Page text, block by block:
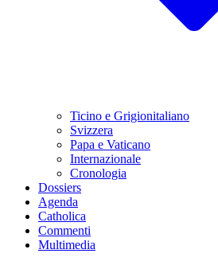
Ticino e Grigionitaliano
Svizzera
Papa e Vaticano
Internazionale
Cronologia
Dossiers
Agenda
Catholica
Commenti
Multimedia